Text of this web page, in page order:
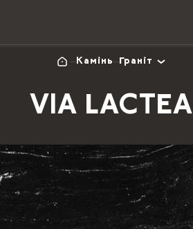
Камінь Граніт
VIA LACTEA